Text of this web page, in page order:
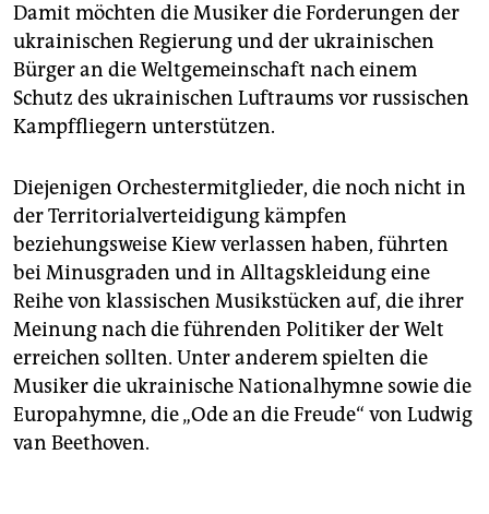
Damit möchten die Musiker die Forderungen der
ukrainischen Regierung und der ukrainischen
Bürger an die Weltgemeinschaft nach einem
Schutz des ukrainischen Luftraums vor russischen
Kampffliegern unterstützen.
Diejenigen Orchestermitglieder, die noch nicht in
der Territorialverteidigung kämpfen
beziehungsweise Kiew verlassen haben, führten
bei Minusgraden und in Alltagskleidung eine
Reihe von klassischen Musikstücken auf, die ihrer
Meinung nach die führenden Politiker der Welt
erreichen sollten. Unter anderem spielten die
Musiker die ukrainische Nationalhymne sowie die
Europahymne, die „Ode an die Freude“ von Ludwig
van Beethoven.